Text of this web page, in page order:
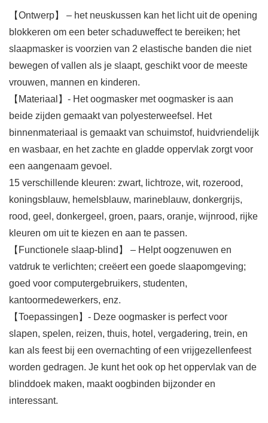
【Ontwerp】 – het neuskussen kan het licht uit de opening
blokkeren om een beter schaduweffect te bereiken; het
slaapmasker is voorzien van 2 elastische banden die niet
bewegen of vallen als je slaapt, geschikt voor de meeste
vrouwen, mannen en kinderen.
【Materiaal】- Het oogmasker met oogmasker is aan
beide zijden gemaakt van polyesterweefsel. Het
binnenmateriaal is gemaakt van schuimstof, huidvriendelijk
en wasbaar, en het zachte en gladde oppervlak zorgt voor
een aangenaam gevoel.
15 verschillende kleuren: zwart, lichtroze, wit, rozerood,
koningsblauw, hemelsblauw, marineblauw, donkergrijs,
rood, geel, donkergeel, groen, paars, oranje, wijnrood, rijke
kleuren om uit te kiezen en aan te passen.
【Functionele slaap-blind】 – Helpt oogzenuwen en
vatdruk te verlichten; creëert een goede slaapomgeving;
goed voor computergebruikers, studenten,
kantoormedewerkers, enz.
【Toepassingen】- Deze oogmasker is perfect voor
slapen, spelen, reizen, thuis, hotel, vergadering, trein, en
kan als feest bij een overnachting of een vrijgezellenfeest
worden gedragen. Je kunt het ook op het oppervlak van de
blinddoek maken, maakt oogbinden bijzonder en
interessant.